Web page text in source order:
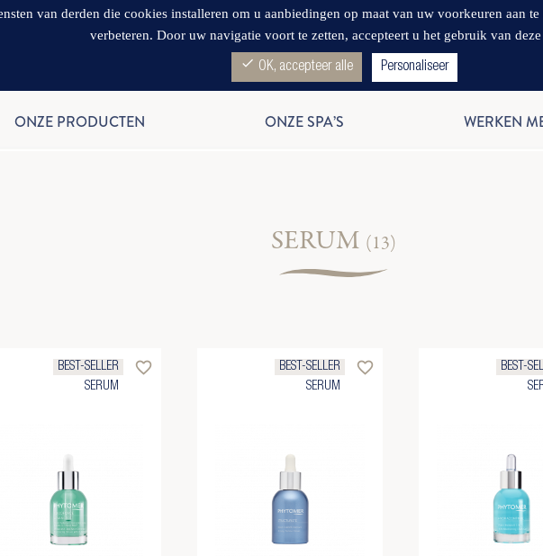
ONZE PRODUCTEN ONZE SPA’S WERKEN
SERUM (13)
BEST-SELLER
SERUM
favorite_border
BEST-SELLER
SERUM
favorite_border
BEST-
van derden die cookies installeren om u aanbiedingen op maat van uw voorkeuren aan
verbeteren. Door uw navigatie voort te zetten, accepteert u het gebruik van
check OK, accepteer alle Personaliseer